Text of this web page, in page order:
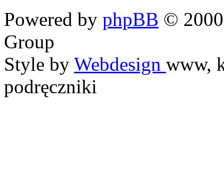
Powered by phpBB ©
Group
Style by Webdesign www,
podręczniki